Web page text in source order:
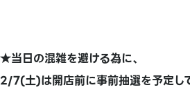
★当日の混雑を避ける為に、
2/7(土)は開店前に事前抽選を予定し